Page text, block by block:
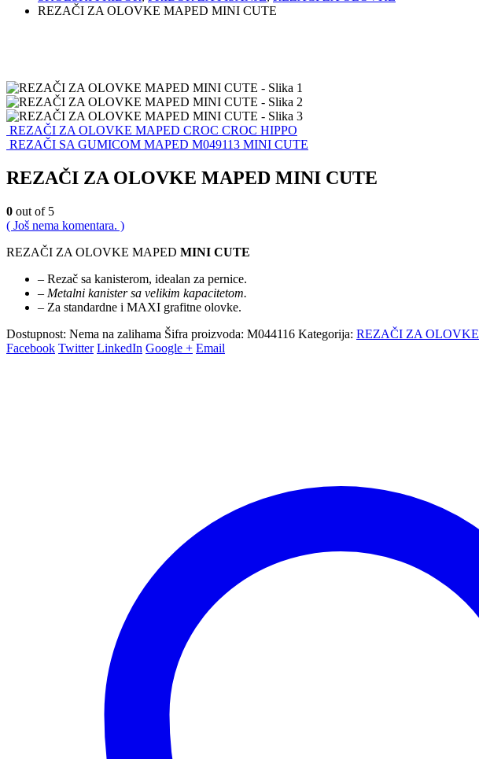
REZAČI ZA OLOVKE MAPED MINI CUTE
REZAČI ZA OLOVKE MAPED CROC CROC HIPPO
REZAČI SA GUMICOM MAPED M049113 MINI CUTE
REZAČI ZA OLOVKE MAPED MINI CUTE
0 out of 5
( Još nema komentara. )
REZAČI ZA OLOVKE MAPED MINI CUTE
– Rezač sa kanisterom, idealan za pernice.
– Metalni kanister sa velikim kapacitetom.
– Za standardne i MAXI grafitne olovke.
Dostupnost: Nema na zalihama Šifra proizvoda: M044116 Kategorija: REZAČI ZA OLOVKE
Facebook Twitter LinkedIn Google + Email